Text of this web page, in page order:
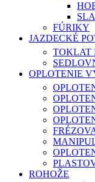
FÚRIKY
JAZDECKÉ
TOKLAT
OPLOTENIE
ROHOŽE